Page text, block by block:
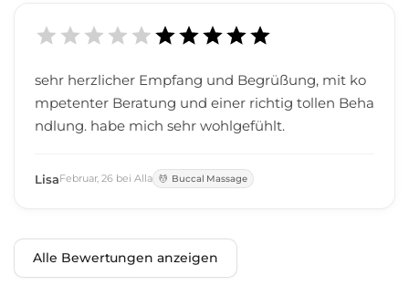
sehr herzlicher Empfang und Begrüßung, mit ko
mpetenter Beratung und einer richtig tollen Beha
ndlung. habe mich sehr wohlgefühlt.
LisaFebruar,26 beiAlla Buccal Massage
Alle Bewertungen anzeigen